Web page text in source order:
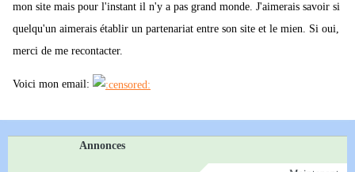
mon site mais pour l'instant il n'y a pas grand monde. J'aimerais savoir si
quelqu'un aimerais établir un partenariat entre son site et le mien. Si oui,
merci de me recontacter.
Voici mon email:
Annonces